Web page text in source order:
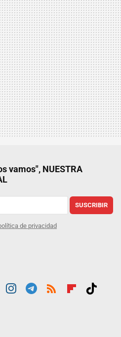
vamos", NUESTRA
SUSCRIBIR
de privacidad